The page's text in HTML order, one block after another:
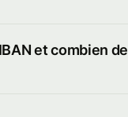
et combien de